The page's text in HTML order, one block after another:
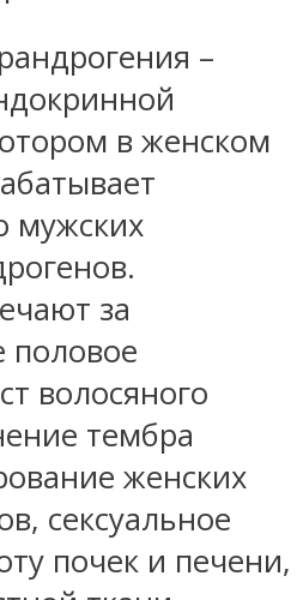
–
в женском
мужских
за
половое
волосяного
тембра
женских
сексуальное
почек и печени,